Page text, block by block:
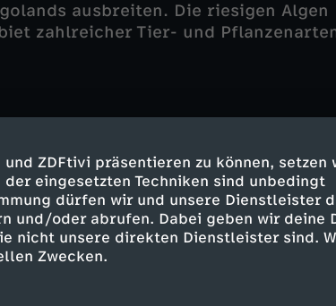
ZDFtivi präsentieren zu können, setzen
eingesetzten Techniken sind unbedingt
dürfen wir und unsere Dienstleister
und/oder abrufen. Dabei geben wir deine
nicht unsere direkten Dienstleister sind.
Zwecken.
ausbreiten. Die riesigen Algen
zahlreicher Tier- und
steht, zieht es regelmäßig auch
Nordsee. Mit einer Größe von bis zu
Walhai die zweitgrößten Fische der
weit aufgerissenem Maul kleine
Wasser filtern.
sich. Und es sind nicht allein